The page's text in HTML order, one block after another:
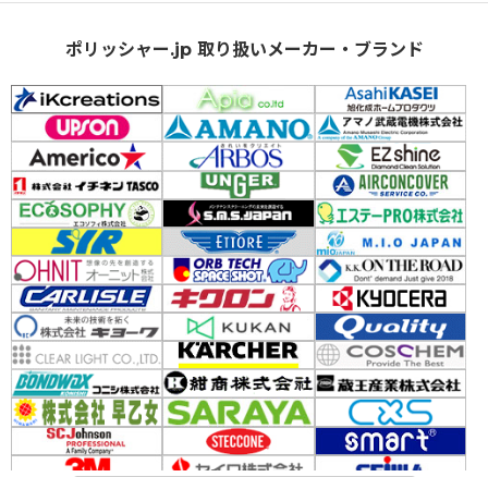
ポリッシャー.jp 取り扱いメーカー・ブランド